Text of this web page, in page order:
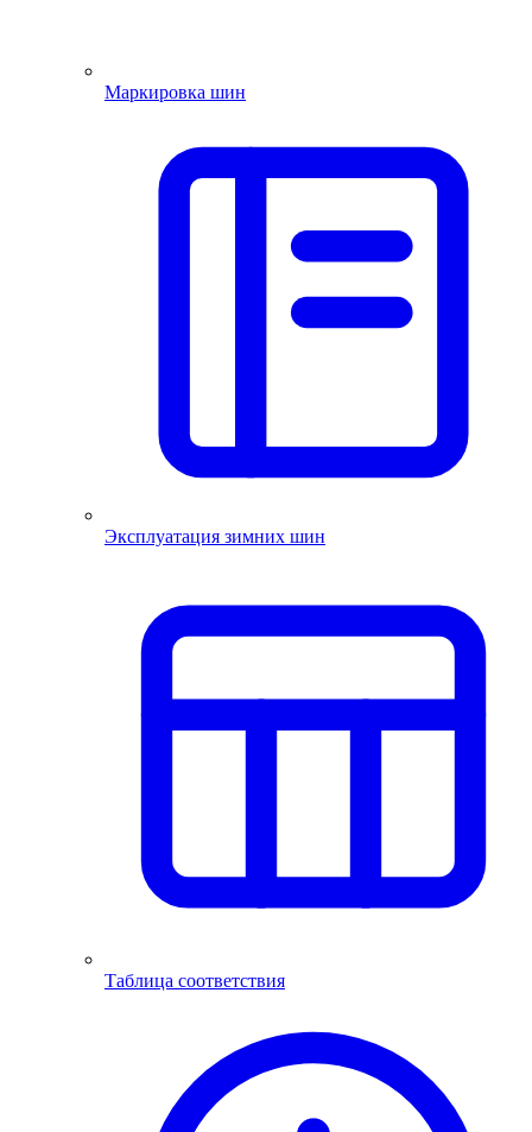
Маркировка шин
Эксплуатация зимних шин
Таблица соответствия